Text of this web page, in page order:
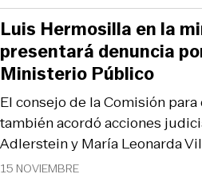
15 NOVIEMBRE
El consejo de la Comisión
también acordó acciones
Adlerstein y María Leonarda
Luis Hermosilla en la
presentará denuncia
Ministerio Público